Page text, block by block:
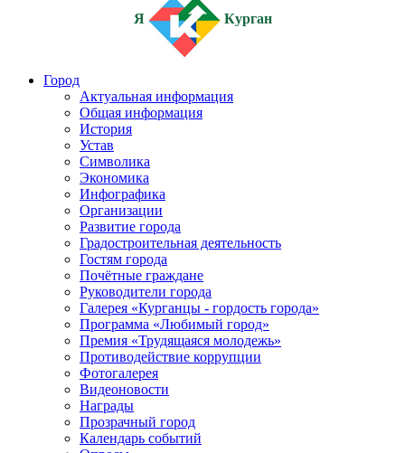
Я Курган
Город
Актуальная информация
Общая информация
История
Устав
Символика
Экономика
Инфографика
Организации
Развитие города
Градостроительная деятельность
Гостям города
Почётные граждане
Руководители города
Галерея «Курганцы - гордость города»
Программа «Любимый город»
Премия «Трудящаяся молодежь»
Противодействие коррупции
Фотогалерея
Видеоновости
Награды
Прозрачный город
Календарь событий